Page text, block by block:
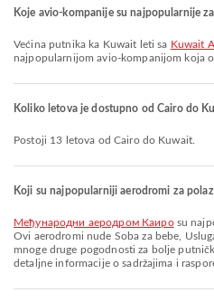
Koje avio-kompanije su najpopularnije
Većina putnika ka Kuwait leti sa Kuwait
najpopularnijom avio-kompanijom koja
Koliko letova je dostupno od Cairo do
Postoji 13 letova od Cairo do Kuwait.
Koji su najpopularniji aerodromi za
Међународни аеродром Каироsu
Ovi aerodromi nude Soba za bebe,
mnoge druge pogodnosti za bolje
detaljne informacije o sadržajima i